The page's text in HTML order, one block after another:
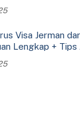
Visa Jerman
Lengkap +